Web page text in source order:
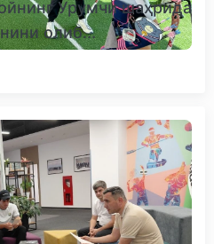
Урумчи шаҳрида
олиб...